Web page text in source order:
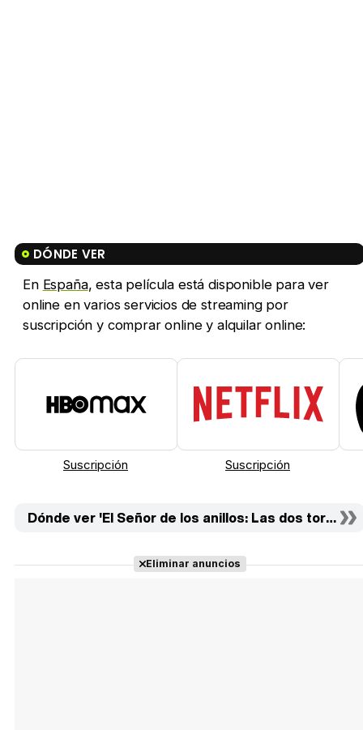
DÓNDE VER
En España, esta película está disponible para ver
online en varios servicios de streaming por
suscripción y comprar online y alquilar online:
Suscripción Suscripción
Dónde ver 'El Señor de los anillos: Las dos torres'
Eliminar anuncios